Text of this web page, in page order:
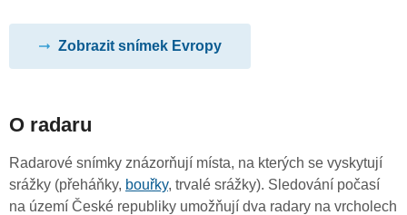
Zobrazit snímek Evropy
O radaru
Radarové snímky znázorňují místa, na kterých se vyskytují
srážky (přeháňky, bouřky, trvalé srážky). Sledování počasí
na území České republiky umožňují dva radary na vrcholech